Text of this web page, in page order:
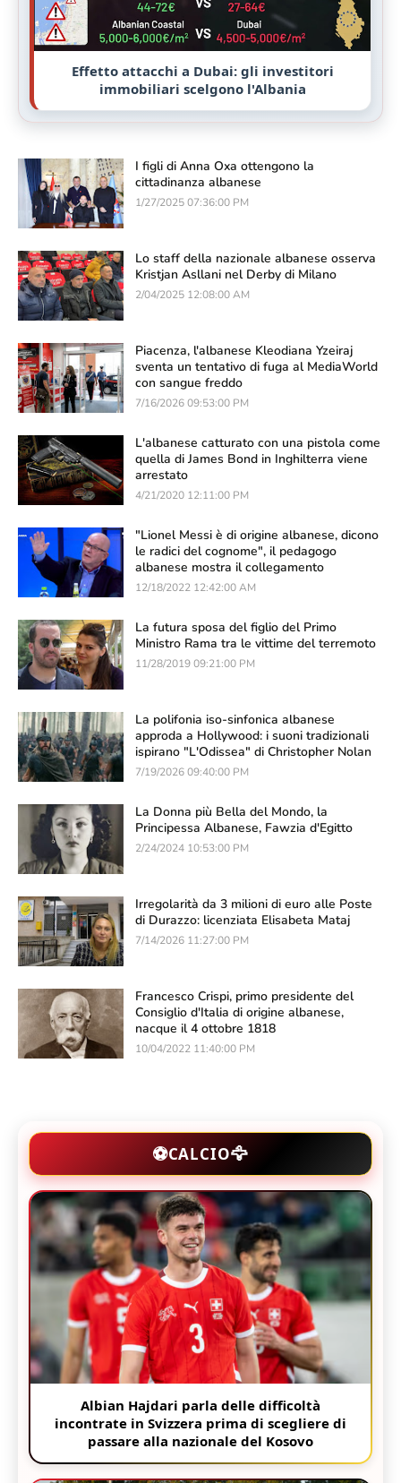
Effetto attacchi a Dubai: gli investitori
immobiliari scelgono l'Albania
I figli di Anna Oxa ottengono la
cittadinanza albanese
1/27/2025 07:36:00 PM
Lo staff della nazionale albanese osserva
Kristjan Asllani nel Derby di Milano
2/04/2025 12:08:00 AM
Piacenza, l'albanese Kleodiana Yzeiraj
sventa un tentativo di fuga al MediaWorld
con sangue freddo
7/16/2026 09:53:00 PM
L'albanese catturato con una pistola come
quella di James Bond in Inghilterra viene
arrestato
4/21/2020 12:11:00 PM
"Lionel Messi è di origine albanese, dicono
le radici del cognome", il pedagogo
albanese mostra il collegamento
12/18/2022 12:42:00 AM
La futura sposa del figlio del Primo
Ministro Rama tra le vittime del terremoto
11/28/2019 09:21:00 PM
La polifonia iso-sinfonica albanese
approda a Hollywood: i suoni tradizionali
ispirano "L'Odissea" di Christopher Nolan
7/19/2026 09:40:00 PM
La Donna più Bella del Mondo, la
Principessa Albanese, Fawzia d'Egitto
2/24/2024 10:53:00 PM
Irregolarità da 3 milioni di euro alle Poste
di Durazzo: licenziata Elisabeta Mataj
7/14/2026 11:27:00 PM
Francesco Crispi, primo presidente del
Consiglio d'Italia di origine albanese,
nacque il 4 ottobre 1818
10/04/2022 11:40:00 PM
⚽CALCIO🦅
Albian Hajdari parla delle difficoltà
incontrate in Svizzera prima di scegliere di
passare alla nazionale del Kosovo